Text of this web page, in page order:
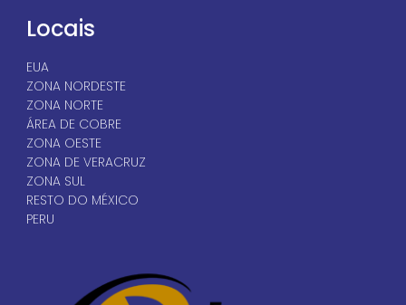
Locais
EUA
ZONA NORDESTE
ZONA NORTE
ÁREA DE COBRE
ZONA OESTE
ZONA DE VERACRUZ
ZONA SUL
RESTO DO MÉXICO
PERU